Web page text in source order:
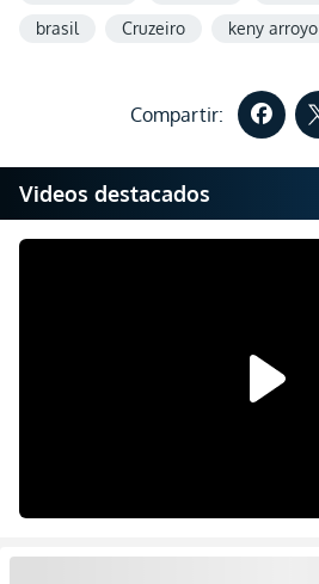
brasil Cruzeiro keny arroyo
Compartir:
Videos destacados